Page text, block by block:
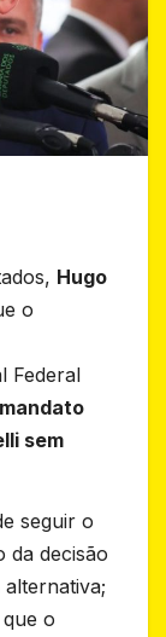
Hugo
o
Federal
sem
seguir o
da decisão
o